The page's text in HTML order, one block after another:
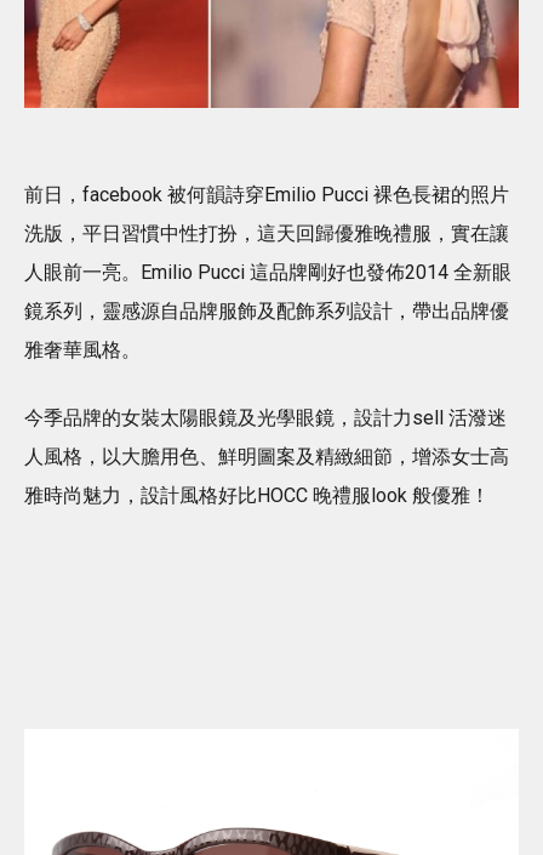
前日，facebook 被何韻詩穿Emilio Pucci 裸色長裙的照片
洗版，平日習慣中性打扮，這天回歸優雅晚禮服，實在讓
人眼前一亮。Emilio Pucci 這品牌剛好也發佈2014 全新眼
鏡系列，靈感源自品牌服飾及配飾系列設計，帶出品牌優
雅奢華風格。
今季品牌的女裝太陽眼鏡及光學眼鏡，設計力sell 活潑迷
人風格，以大膽用色、鮮明圖案及精緻細節，增添女士高
雅時尚魅力，設計風格好比HOCC 晚禮服look 般優雅！